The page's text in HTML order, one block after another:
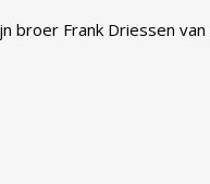
broer Frank Driessen van